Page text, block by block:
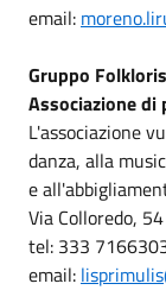
email:
Gruppo
Associazione
L'associazione
danza, alla
e
Via Colloredo,
tel: 333
email: